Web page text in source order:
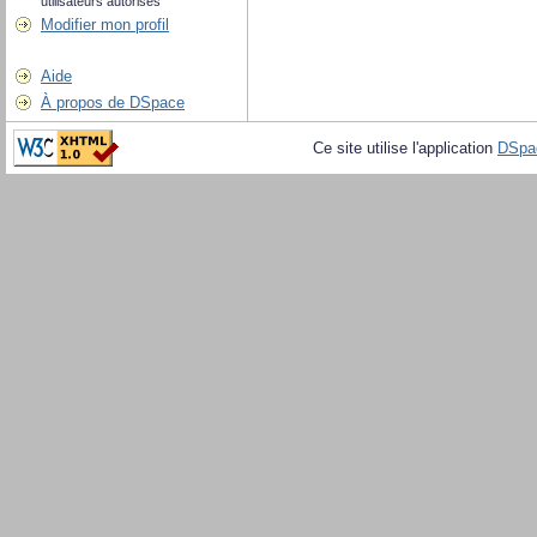
Modifier mon profil
Aide
À propos de DSpace
Ce site utilise l'application